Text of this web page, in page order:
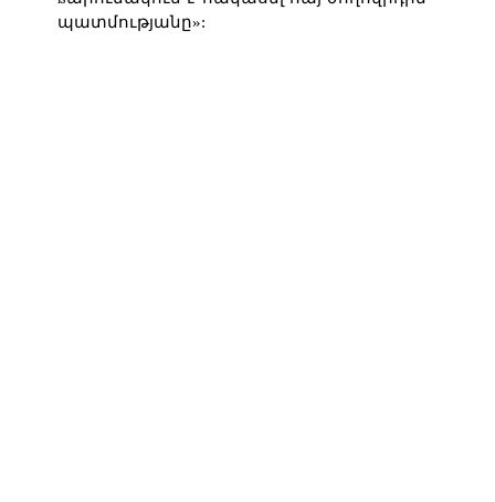
պատմությանը»: